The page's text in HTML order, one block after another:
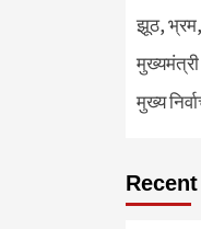
झूठ, भ्रम,
मुख्य